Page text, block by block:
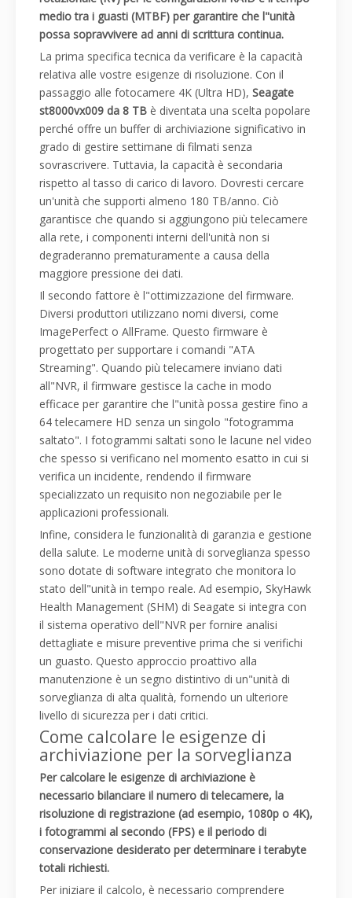
medio tra i guasti (MTBF) per garantire che l"unità
possa sopravvivere ad anni di scrittura continua.
La prima specifica tecnica da verificare è la capacità
relativa alle vostre esigenze di risoluzione. Con il
passaggio alle fotocamere 4K (Ultra HD), Seagate
st8000vx009 da 8 TB è diventata una scelta popolare
perché offre un buffer di archiviazione significativo in
grado di gestire settimane di filmati senza
sovrascrivere. Tuttavia, la capacità è secondaria
rispetto al tasso di carico di lavoro. Dovresti cercare
un'unità che supporti almeno 180 TB/anno. Ciò
garantisce che quando si aggiungono più telecamere
alla rete, i componenti interni dell'unità non si
degraderanno prematuramente a causa della
maggiore pressione dei dati.
Il secondo fattore è l"ottimizzazione del firmware.
Diversi produttori utilizzano nomi diversi, come
ImagePerfect o AllFrame. Questo firmware è
progettato per supportare i comandi "ATA
Streaming". Quando più telecamere inviano dati
all"NVR, il firmware gestisce la cache in modo
efficace per garantire che l"unità possa gestire fino a
64 telecamere HD senza un singolo "fotogramma
saltato". I fotogrammi saltati sono le lacune nel video
che spesso si verificano nel momento esatto in cui si
verifica un incidente, rendendo il firmware
specializzato un requisito non negoziabile per le
applicazioni professionali.
Infine, considera le funzionalità di garanzia e gestione
della salute. Le moderne unità di sorveglianza spesso
sono dotate di software integrato che monitora lo
stato dell"unità in tempo reale. Ad esempio, SkyHawk
Health Management (SHM) di Seagate si integra con
il sistema operativo dell"NVR per fornire analisi
dettagliate e misure preventive prima che si verifichi
un guasto. Questo approccio proattivo alla
manutenzione è un segno distintivo di un"unità di
sorveglianza di alta qualità, fornendo un ulteriore
livello di sicurezza per i dati critici.
Come calcolare le esigenze di
archiviazione per la sorveglianza
Per calcolare le esigenze di archiviazione è
necessario bilanciare il numero di telecamere, la
risoluzione di registrazione (ad esempio, 1080p o 4K),
i fotogrammi al secondo (FPS) e il periodo di
conservazione desiderato per determinare i terabyte
totali richiesti.
Per iniziare il calcolo, è necessario comprendere